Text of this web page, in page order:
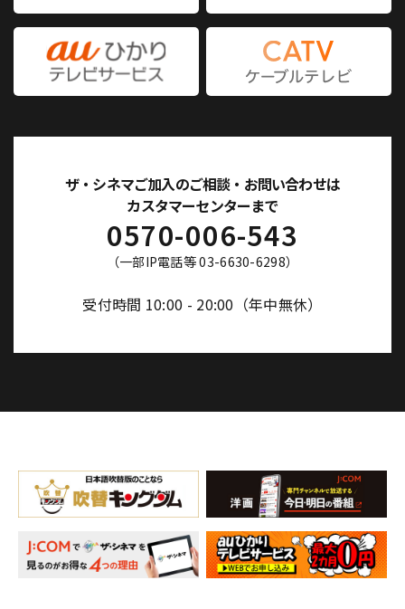
ザ・シネマご加入のご相談・お問い合わせは
カスタマーセンターまで
0570-006-543
（一部IP電話等 03-6630-6298）
受付時間 10:00 - 20:00（年中無休）